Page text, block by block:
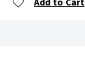
Add to Cart